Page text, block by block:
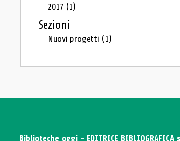
2017 (1)
Sezioni
Nuovi progetti (1)
Biblioteche oggi - EDITRICE BIBLIOGRAFICA